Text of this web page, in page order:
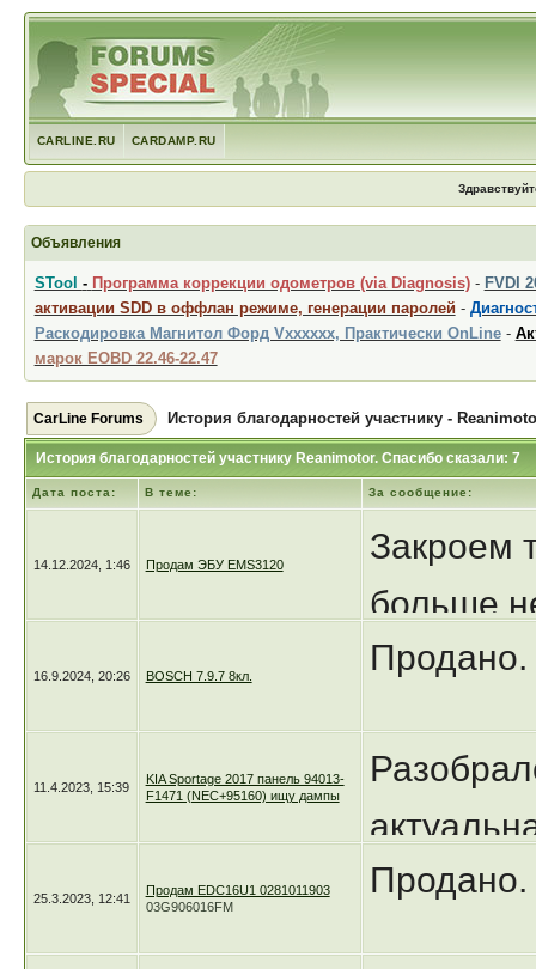
CARLINE.RU CARDAMP.RU
Объявления
STool - Программа коррекции одометров (via Diagnosis)- FVDI
активации SDD в оффлан режиме, генерации паролей -
Раскодировка Магнитол Форд Vxxxxxx, Практически OnLine-
марок EOBD 22.46-22.47
CarLine Forums История благодарностей участнику -
История благодарностей участнику Reanimotor. Спасибо сказали: 7
Дата поста: В теме: За сообщение:
14.12.2024, 1:46 Продам ЭБУ EMS3120
Закроем
больше
16.9.2024, 20:26 BOSCH 7.9.7 8кл. Продано.
11.4.2023, 15:39
KIA Sportage 2017 панель 94013-
F1471 (NEC+95160) ищу дампы
25.3.2023, 12:41
Продам EDC16U1 0281011903
03G906016FM
Продано.